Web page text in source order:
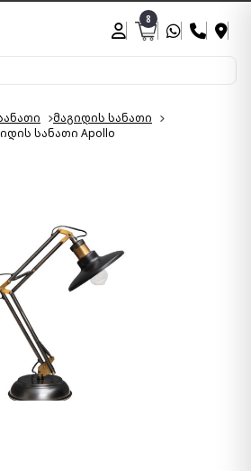
8
მაგიდის სანათი
სანათი Apollo